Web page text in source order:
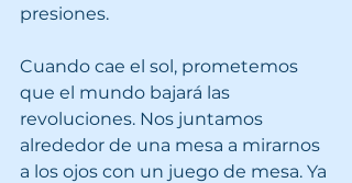
presiones.
Cuando cae el sol, prometemos
que el mundo bajará las
revoluciones. Nos juntamos
alrededor de una mesa a mirarnos
a los ojos con un juego de mesa. Ya